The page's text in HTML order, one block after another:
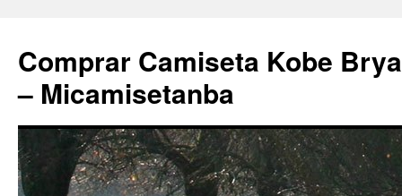
Comprar Camiseta Kobe
– Micamisetanba